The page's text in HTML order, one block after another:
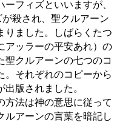
フィズといいますが、
殺され、聖クルアーン
りました。しばらくたつ
アッラーの平安あれ）の
クルアーンの七つのコ
。それぞれのコピーから
版されました。
方法は神の意思に従って
ルアーンの言葉を暗記し